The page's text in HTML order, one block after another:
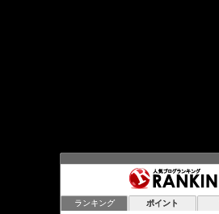
ランキング ポイント